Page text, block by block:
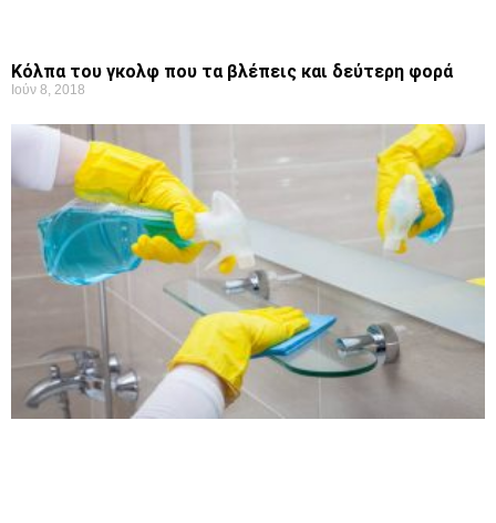
Κόλπα του γκολφ που τα βλέπεις και δεύτερη φορά
Ιούν 8, 2018